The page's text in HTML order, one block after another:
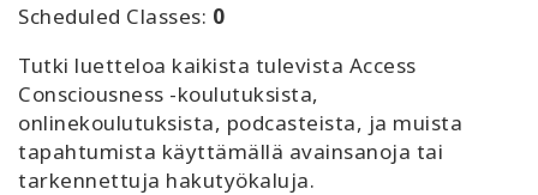
Your
About
Access
Bars
Scheduled Classes: 0
Tutki luetteloa kaikista tulevista Access
Consciousness -koulutuksista,
onlinekoulutuksista, podcasteista, ja muista
tapahtumista käyttämällä avainsanoja tai
tarkennettuja hakutyökaluja.